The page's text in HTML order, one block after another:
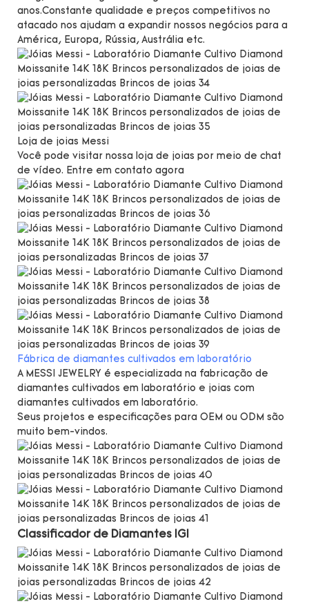
anos.Constante qualidade e preços competitivos no
atacado nos ajudam a expandir nossos negócios para a
América, Europa, Rússia, Austrália etc.
Loja de joias Messi
Você pode visitar nossa loja de joias por meio de chat
de vídeo. Entre em contato agora
Fábrica de diamantes cultivados em laboratório
A MESSI JEWELRY é especializada na fabricação de
diamantes cultivados em laboratório e joias com
diamantes cultivados em laboratório.
Seus projetos e especificações para OEM ou ODM são
muito bem-vindos.
Classificador de Diamantes IGI